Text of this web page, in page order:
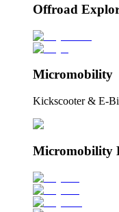
Offroad
Micromobility
Kickscooter & E-
Micromobility